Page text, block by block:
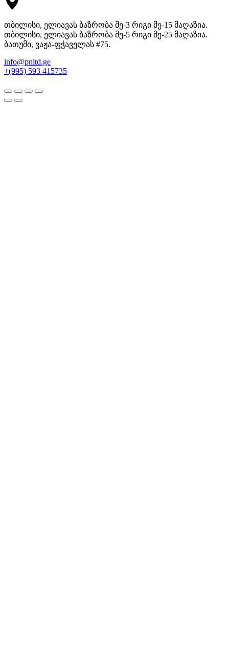
თბილისი, ელიავას ბაზრობა მე-3 რიგი მე-15 მაღაზია.
თბილისი, ელიავას ბაზრობა მე-5 რიგი მე-25 მაღაზია.
ბათუმი, ვაჟა-ფჭაველას #75.
info@pnltd.ge
+(995) 593 415735